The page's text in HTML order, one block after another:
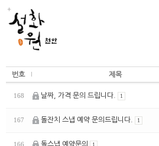
번호 제목
168 날짜, 가격 문의 드립니다. 1
167 돌잔치 스냅 예약 문의드립니다. 1
166 돌스냅 예약문의 1